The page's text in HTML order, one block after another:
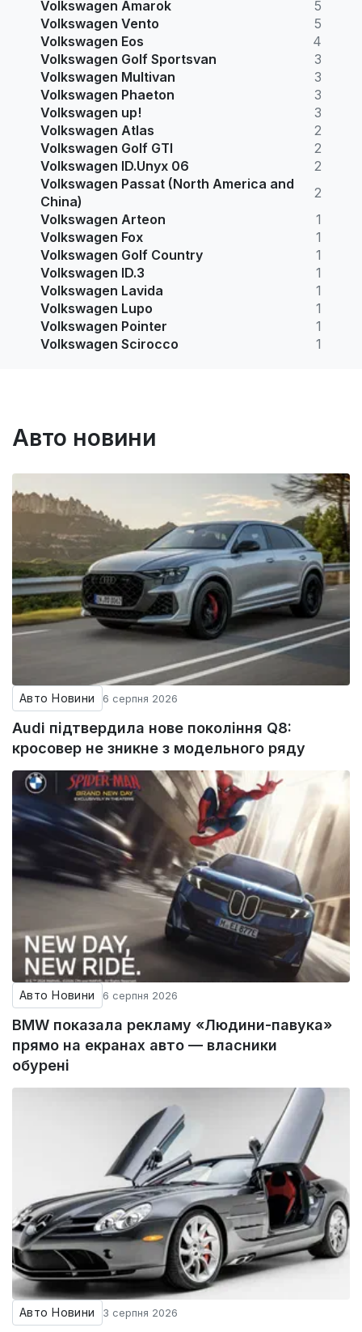
Volkswagen Amarok
5
Volkswagen Vento
5
Volkswagen Eos
4
Volkswagen Golf Sportsvan
3
Volkswagen Multivan
3
Volkswagen Phaeton
3
Volkswagen up!
3
Volkswagen Atlas
2
Volkswagen Golf GTI
2
Volkswagen ID.Unyx 06
2
Volkswagen Passat (North America and
China)
2
Volkswagen Arteon
1
Volkswagen Fox
1
Volkswagen Golf Country
1
Volkswagen ID.3
1
Volkswagen Lavida
1
Volkswagen Lupo
1
Volkswagen Pointer
1
Volkswagen Scirocco
1
Авто новини
Авто Новини 6 серпня 2026
Audi підтвердила нове покоління Q8:
кросовер не зникне з модельного ряду
Авто Новини 6 серпня 2026
BMW показала рекламу «Людини-павука»
прямо на екранах авто — власники
обурені
Авто Новини 3 серпня 2026